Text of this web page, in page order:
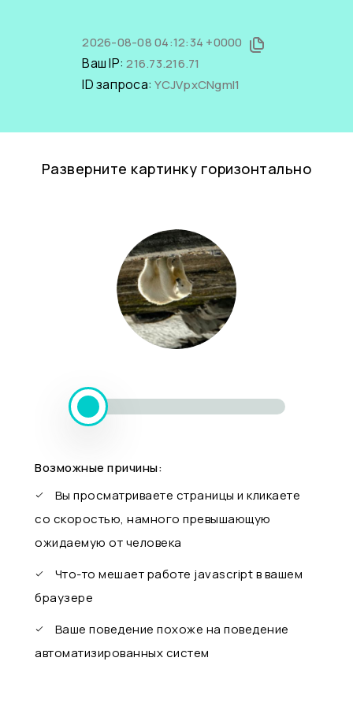
2026-08-08 04:12:34 +0000
Ваш IP:216.73.216.71
ID запроса:YCJVpxCNgmI1
Разверните картинку горизонтально
Возможные причины:
Вы просматриваете страницы и кликаете
со скоростью, намного превышающую
ожидаемую от человека
Что-то мешает работе javascript в вашем
браузере
Ваше поведение похоже на поведение
автоматизированных систем